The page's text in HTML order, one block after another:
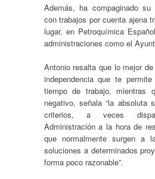
Además, ha compaginado su
con trabajos por cuenta ajena
lugar, en Petroquímica
administraciones como el
Antonio resalta que lo mejor
independencia que te
tiempo de trabajo, mientras
negativo, señala “la absoluta
criterios, a veces
Administración a la hora de
que normalmente surgen a
soluciones a determinados
forma poco razonable”.